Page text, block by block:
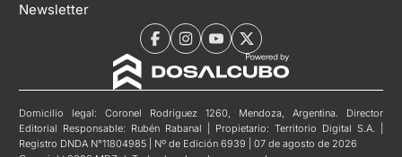
Newsletter
Domicilio legal: Coronel Rodríguez 1260, Mendoza, Argentina. Director
Editorial Responsable: Rubén Rabanal | Propietario: Territorio Digital S.A. |
Registro DNDA N°11804985 | Nº de Edición 6939 | 07 de agosto de 2026